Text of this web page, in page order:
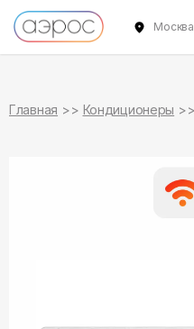
Москва
Главная Кондиционеры
в наличии
в наличии
в наличии
в наличии
в наличии